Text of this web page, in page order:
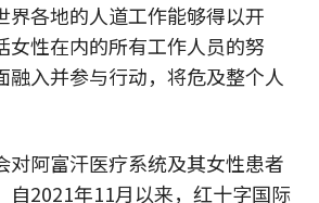
界各地的人道工作能够得以开
女性在内的所有工作人员的努
融入并参与行动，将危及整个人
对阿富汗医疗系统及其女性患者
自2021年11月以来，红十字国际